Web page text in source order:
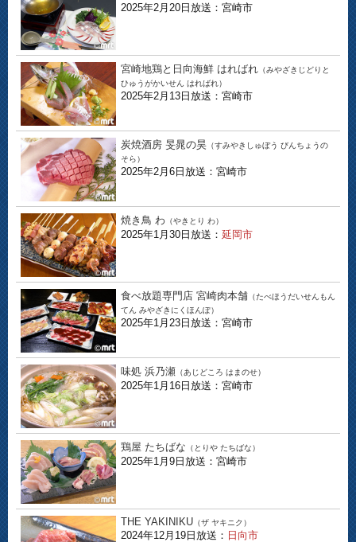
2025年2月20日放送：宮崎市
宮崎地鶏と日向海鮮 はればれ （みやざきじどりと
ひゅうがかいせん はればれ）
2025年2月13日放送：宮崎市
炭焼酒房 旻晁の昊 （すみやきしゅぼう びんちょうの
そら）
2025年2月6日放送：宮崎市
焼き鳥 わ （やきとり わ）
2025年1月30日放送： 延岡市
食べ放題専門店 宮崎肉本舗 （たべほうだいせんもん
てん みやざきにくほんぽ）
2025年1月23日放送：宮崎市
味処 浜乃瀬 （あじどころ はまのせ）
2025年1月16日放送：宮崎市
鶏屋 たちばな （とりや たちばな）
2025年1月9日放送：宮崎市
THE YAKINIKU （ザ ヤキニク）
2024年12月19日放送： 日向市